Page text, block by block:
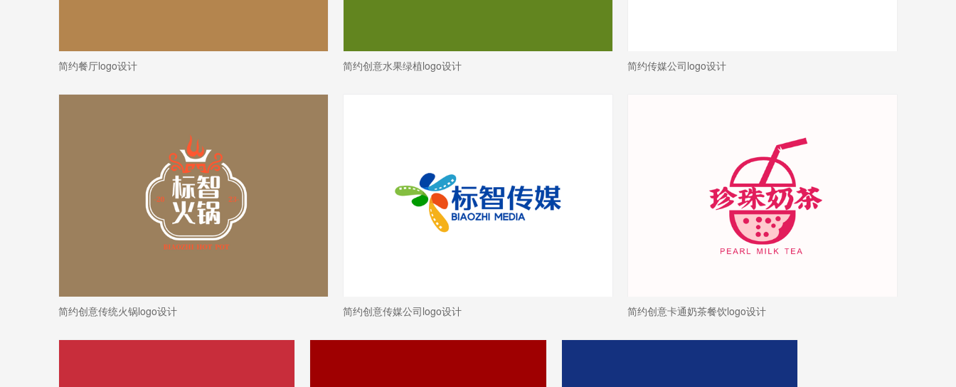
简约餐厅logo设计 简约创意水果绿植logo设计 简约传媒公司logo设计
简约创意传统火锅logo设计 简约创意传媒公司logo设计 简约创意卡通奶茶餐饮logo设计